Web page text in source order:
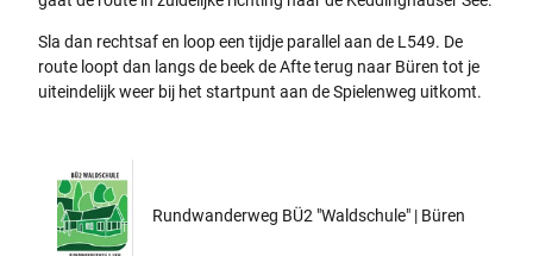
Sla dan rechtsaf en loop een tijdje parallel aan de L549. De
route loopt dan langs de beek de Afte terug naar Büren tot je
uiteindelijk weer bij het startpunt aan de Spielenweg uitkomt.
Rundwanderweg BÜ2 "Waldschule" | Büren